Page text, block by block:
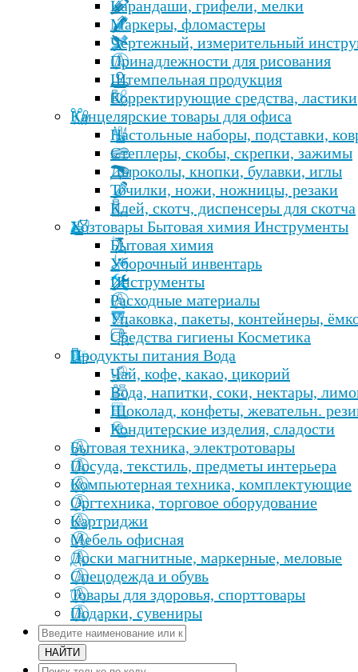
Карандаши, грифели, мелки
Маркеры, фломастеры
Чертежный, измерительный
Принадлежности для рисования
Штемпельная продукция
Корректирующие средства, ластики
Канцелярские товары для офиса
Настольные наборы, подставки,
Степлеры, скобы, скрепки, зажимы
Дыроколы, кнопки, булавки, иглы
Точилки, ножи, ножницы, резаки
Клей, скотч, диспенсеры для скотча
Хозтовары Бытовая химия Инструменты
Бытовая химия
Уборочный инвентарь
Инструменты
Расходные материалы
Упаковка, пакеты, контейнеры,
Средства гигиены Косметика
Продукты питания Вода
Чай, кофе, какао, цикорий
Вода, напитки, соки, нектары,
Шоколад, конфеты, жевательн.
Кондитерские изделия, сладости
Бытовая техника, электротовары
Посуда, текстиль, предметы интерьера
Компьютерная техника, комплектующие
Оргтехника, торговое оборудование
Картриджи
Мебель офисная
Доски магнитные, маркерные, меловые
Спецодежда и обувь
Товары для здоровья, спорттовары
Подарки, сувениры